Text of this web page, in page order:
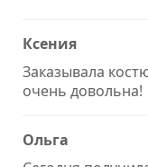
Ксения
Заказывала
очень довольна!
Ольга